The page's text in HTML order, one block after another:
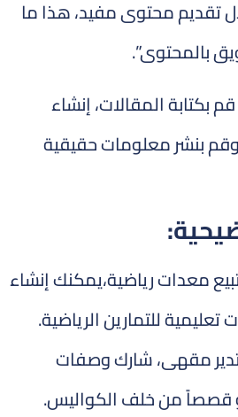
تقديم محتوى مفيد، هذا ما
بالمحتوى”.
بكتابة المقالات، إنشاء
بنشر معلومات حقيقية
معدات رياضية،يمكنك إنشاء
للتمارين الرياضية.
مقهى، شارك وصفات
قصصاً من خلف الكواليس.